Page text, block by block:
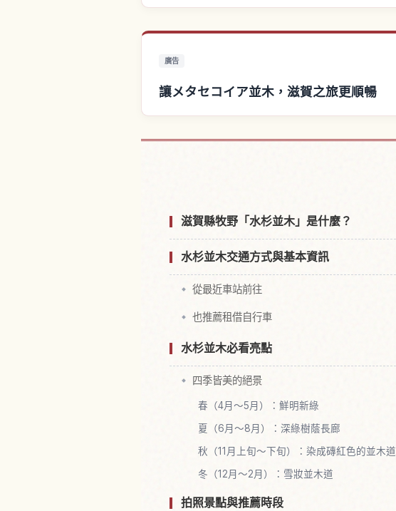
廣告
讓メタセコイア並木，滋賀之旅更順暢
滋賀縣牧野「水杉並木」是什麼？
水杉並木交通方式與基本資訊
從最近車站前往
也推薦租借自行車
水杉並木必看亮點
四季皆美的絕景
春（4月～5月）：鮮明新綠
夏（6月～8月）：深綠樹蔭長廊
秋（11月上旬～下旬）：染成磚紅色的並木道
冬（12月～2月）：雪妝並木道
拍照景點與推薦時段